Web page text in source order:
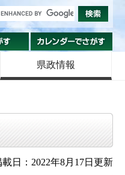
組織でさがす
県政情報
日：2022年8月17日更新